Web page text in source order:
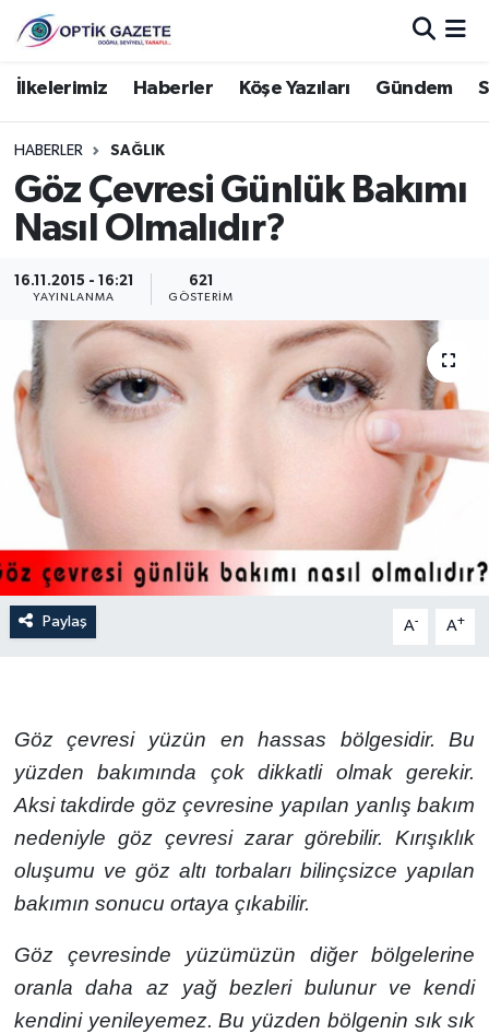
İlkelerimiz Haberler Köşe Yazıları Gündem
HABERLER SAĞLIK
Göz Çevresi Günlük Bakımı
Nasıl Olmalıdır?
16.11.2015 - 16:21
YAYINLANMA
621
GÖSTERIM
Paylaş A- A+
Göz çevresi yüzün en hassas bölgesidir. Bu
yüzden bakımında çok dikkatli olmak gerekir.
Aksi takdirde göz çevresine yapılan yanlış bakım
nedeniyle göz çevresi zarar görebilir. Kırışıklık
oluşumu ve göz altı torbaları bilinçsizce yapılan
bakımın sonucu ortaya çıkabilir.
Göz çevresinde yüzümüzün diğer bölgelerine
oranla daha az yağ bezleri bulunur ve kendi
kendini yenileyemez. Bu yüzden bölgenin sık sık
Nöbetçi Eczaneler
Hava Durumu
İstanbul Namaz Vakitleri
Süper Lig Puan Durumu ve Fikstür
Tüm Manşetler
Son Dakika Haberleri